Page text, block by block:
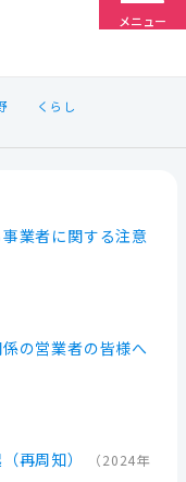
メニュー
くらし
業者に関する注意
の営業者の皆様へ
再周知） （2024年